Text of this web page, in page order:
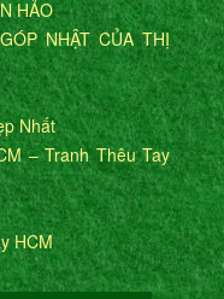
HẢO
NHẬT CỦA THỊ
Nhất
– Tranh Thêu Tay
HCM